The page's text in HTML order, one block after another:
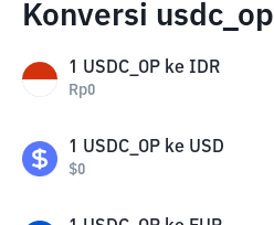
Konversi usdc_op
1 USDC_OP ke IDR
Rp0
1 USDC_OP ke USD
$0